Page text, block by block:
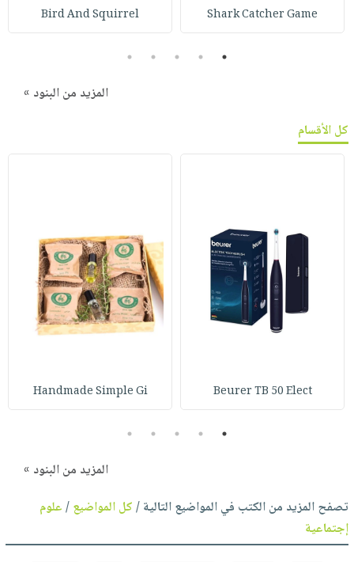
Shark Catcher Game
Bird And Squirrel
1
2
3
4
5
المزيد من البنود »
كل الأقسام
Beurer TB 50 Elect
Handmade Simple Gi
1
2
3
4
5
المزيد من البنود »
تصفح المزيد من الكتب في المواضيع التالية /كل المواضيع/علوم
إجتماعية